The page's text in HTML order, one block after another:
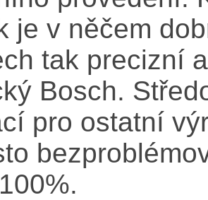
je v něčem
tak precizní
Bosch.
pro ostatní